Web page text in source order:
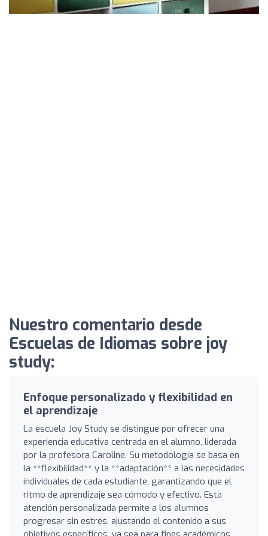
Nuestro comentario desde
Escuelas de Idiomas sobre joy
study:
Enfoque personalizado y flexibilidad en
el aprendizaje
La escuela Joy Study se distingue por ofrecer una
experiencia educativa centrada en el alumno, liderada
por la profesora Caroline. Su metodología se basa en
la **flexibilidad** y la **adaptación** a las necesidades
individuales de cada estudiante, garantizando que el
ritmo de aprendizaje sea cómodo y efectivo. Esta
atención personalizada permite a los alumnos
progresar sin estrés, ajustando el contenido a sus